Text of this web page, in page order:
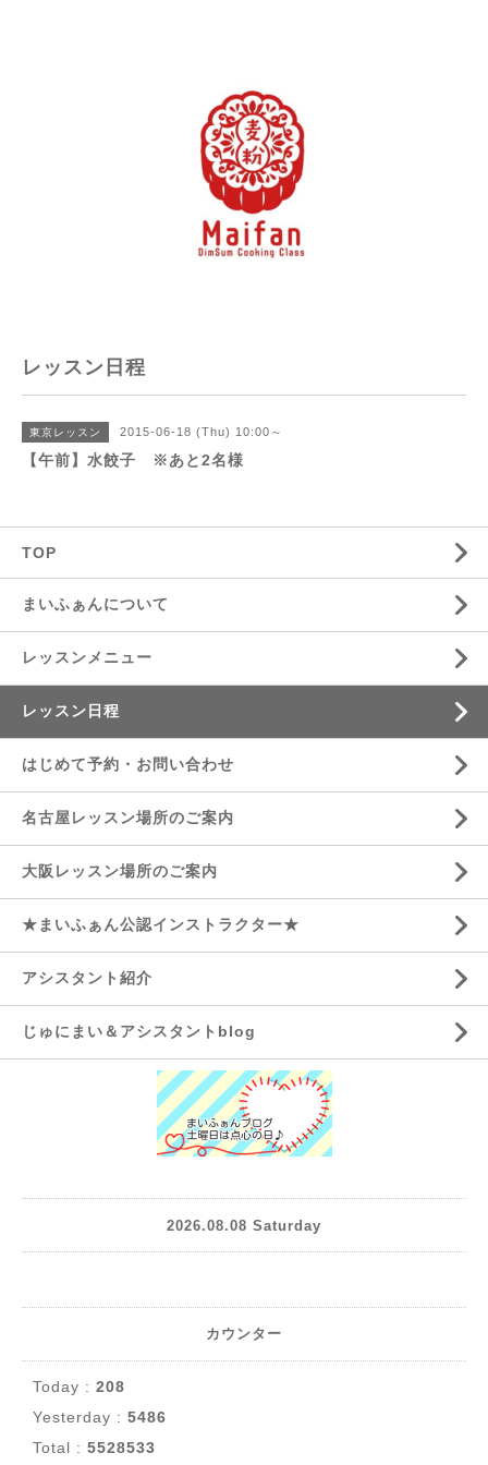
レッスン日程
東京レッスン 2015-06-18 (Thu) 10:00～
【午前】水餃子 ※あと2名様
TOP
まいふぁんについて
レッスンメニュー
レッスン日程
はじめて予約・お問い合わせ
名古屋レッスン場所のご案内
大阪レッスン場所のご案内
★まいふぁん公認インストラクター★
アシスタント紹介
じゅにまい＆アシスタントblog
2026.08.08 Saturday
カウンター
Today : 208
Yesterday : 5486
Total : 5528533